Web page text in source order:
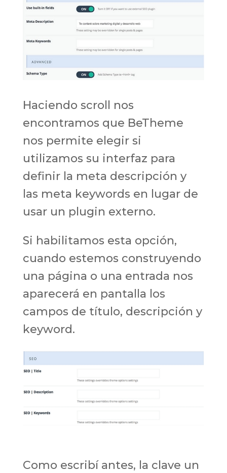
Haciendo scroll nos
encontramos que BeTheme
nos permite elegir si
utilizamos su interfaz para
definir la meta descripción y
las meta keywords en lugar de
usar un plugin externo.
Si habilitamos esta opción,
cuando estemos construyendo
una página o una entrada nos
aparecerá en pantalla los
campos de título, descripción y
keyword.
Como escribí antes, la clave un